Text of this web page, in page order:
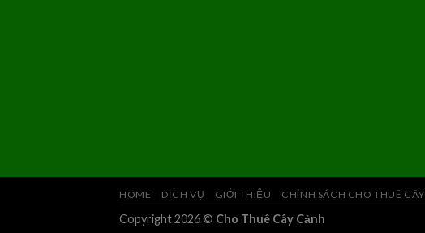
HOME DỊCH VỤ GIỚI THIỆU CHÍNH SÁCH CHO THUÊ CÂY
Copyright 2026 © Cho Thuê Cây Cảnh